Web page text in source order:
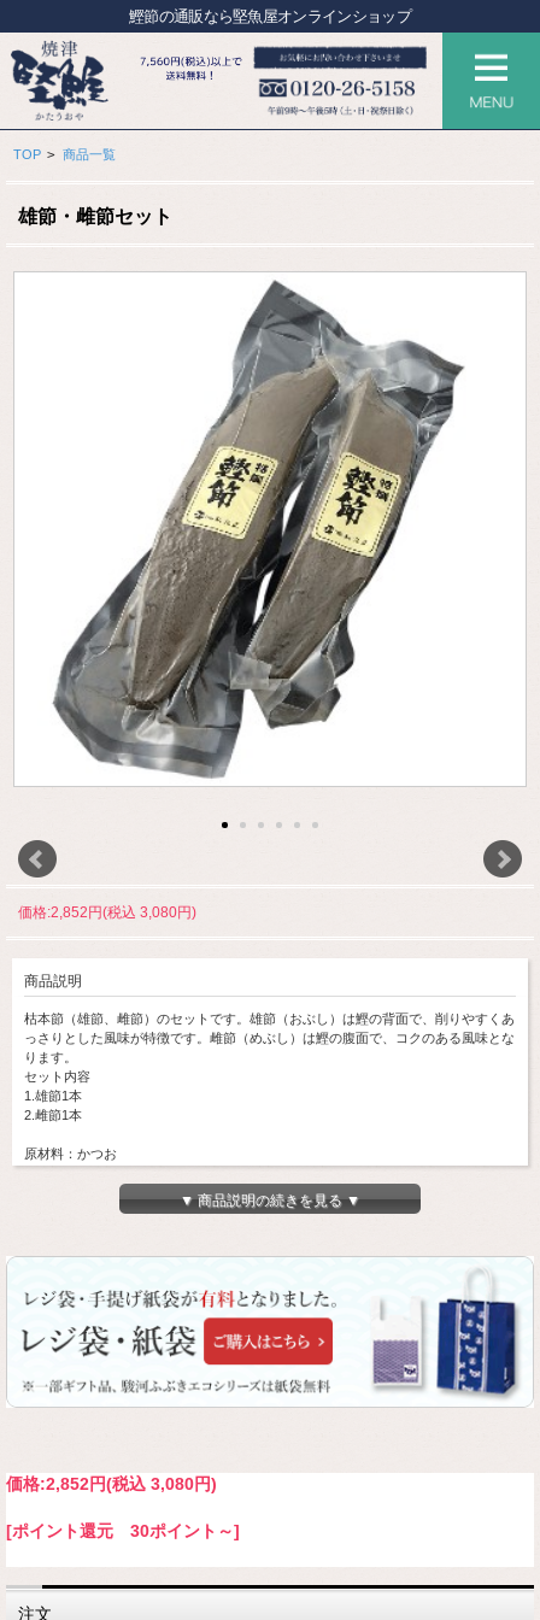
鰹節の通販なら堅魚屋オンラインショップ
TOP > 商品一覧
雄節・雌節セット
価格:2,852円(税込 3,080円)
商品説明
枯本節（雄節、雌節）のセットです。雄節（おぶし）は鰹の背面で、削りやすくあ
っさりとした風味が特徴です。雌節（めぶし）は鰹の腹面で、コクのある風味とな
ります。
セット内容
1.雄節1本
2.雌節1本
原材料：かつお
賞味期間：製造より2年（未開封）
保存方法：直射日光を避け冷暗所で保存
※開封後は乾燥しないよう密閉し冷蔵保管して下さい。
▼ 商品説明の続きを見る ▼
価格:2,852円(税込 3,080円)
[ポイント還元 30ポイント～]
注文